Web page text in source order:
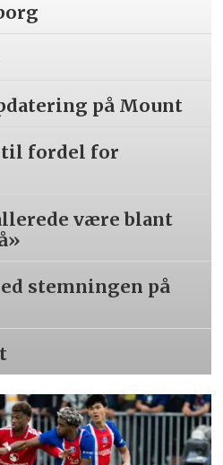
på Mount
til fordel for
være blant
stemningen på